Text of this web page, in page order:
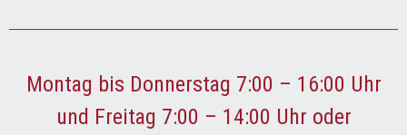
Montag bis Donnerstag 7:00 – 16:00 Uhr
und Freitag 7:00 – 14:00 Uhr oder